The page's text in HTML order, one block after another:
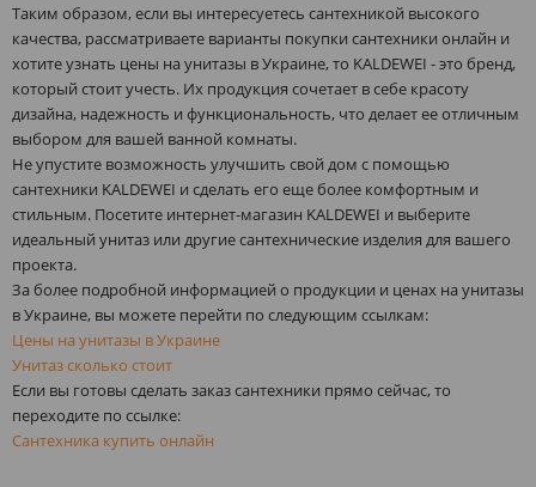
Таким образом, если вы интересуетесь сантехникой высокого
качества, рассматриваете варианты покупки сантехники онлайн и
хотите узнать цены на унитазы в Украине, то KALDEWEI - это бренд,
который стоит учесть. Их продукция сочетает в себе красоту
дизайна, надежность и функциональность, что делает ее отличным
выбором для вашей ванной комнаты.
Не упустите возможность улучшить свой дом с помощью
сантехники KALDEWEI и сделать его еще более комфортным и
стильным. Посетите интернет-магазин KALDEWEI и выберите
идеальный унитаз или другие сантехнические изделия для вашего
проекта.
За более подробной информацией о продукции и ценах на унитазы
в Украине, вы можете перейти по следующим ссылкам:
Цены на унитазы в Украине
Унитаз сколько стоит
Если вы готовы сделать заказ сантехники прямо сейчас, то
переходите по ссылке:
Сантехника купить онлайн